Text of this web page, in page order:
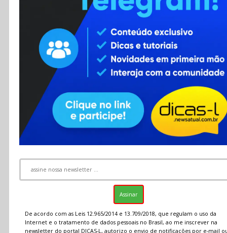
Contato
RSS
De acordo com as Leis 12.965/2014 e 13.709/2018, que regulam o uso da
Internet e o tratamento de dados pessoais no Brasil, ao me inscrever na
newsletter do portal DICAS-L, autorizo o envio de notificações por e-mail